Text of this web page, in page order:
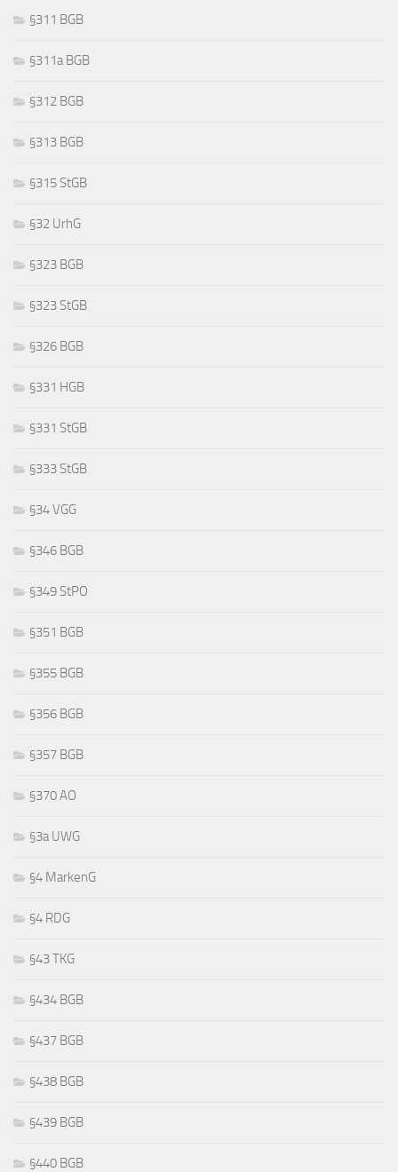
§311 BGB
§311a BGB
§312 BGB
§313 BGB
§315 StGB
§32 UrhG
§323 BGB
§323 StGB
§326 BGB
§331 HGB
§331 StGB
§333 StGB
§34 VGG
§346 BGB
§349 StPO
§351 BGB
§355 BGB
§356 BGB
§357 BGB
§370 AO
§3a UWG
§4 MarkenG
§4 RDG
§43 TKG
§434 BGB
§437 BGB
§438 BGB
§439 BGB
§440 BGB